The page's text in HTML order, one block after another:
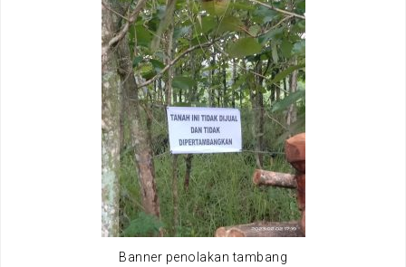
Banner penolakan tambang